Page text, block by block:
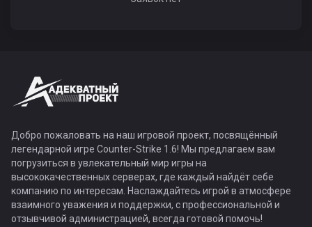
Добро пожаловать на наш игровой проект, посвящённый
легендарной игре Counter-Strike 1.6! Мы предлагаем вам
погрузиться в увлекательный мир игры на
высококачественных серверах, где каждый найдёт себе
компанию по интересам. Наслаждайтесь игрой в атмосфере
взаимного уважения и поддержки, с профессиональной и
отзывчивой администрацией, всегда готовой помочь!